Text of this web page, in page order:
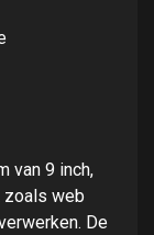
van 9 inch,
zoals web
De